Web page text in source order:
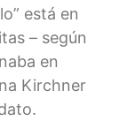
está en
– según
en
Kirchner